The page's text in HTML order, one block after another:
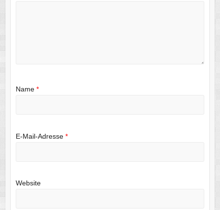
Name *
E-Mail-Adresse *
Website